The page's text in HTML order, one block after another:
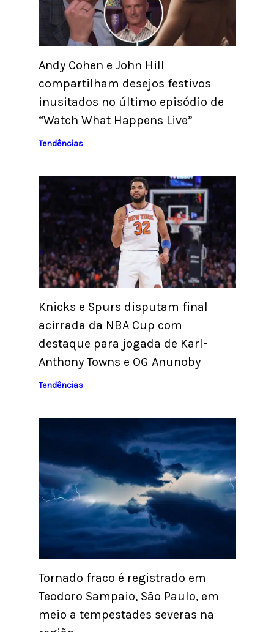
Andy Cohen e John Hill
compartilham desejos festivos
inusitados no último episódio de
“Watch What Happens Live”
Tendências
Knicks e Spurs disputam final
acirrada da NBA Cup com
destaque para jogada de Karl-
Anthony Towns e OG Anunoby
Tendências
Tornado fraco é registrado em
Teodoro Sampaio, São Paulo, em
meio a tempestades severas na